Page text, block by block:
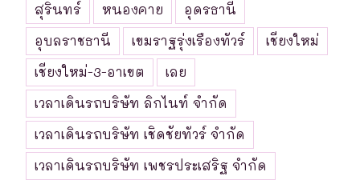
สุรินทร์
หนองคาย
อุดรธานี
อุบลราชธานี
เขมราฐรุ่งเรืองทัวร์
เชียงใหม่
เชียงใหม่-3-อาเขต
เลย
เวลาเดินรถบริษัท ลิกไนท์ จำกัด
เวลาเดินรถบริษัท เชิดชัยทัวร์ จำกัด
เวลาเดินรถบริษัท เพชรประเสริฐ จำกัด